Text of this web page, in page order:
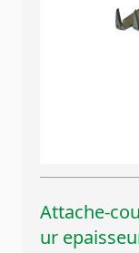
Attache-
ur